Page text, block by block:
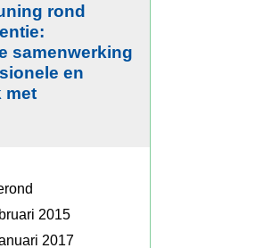
rond
samenwerking
en
met
2015
2017